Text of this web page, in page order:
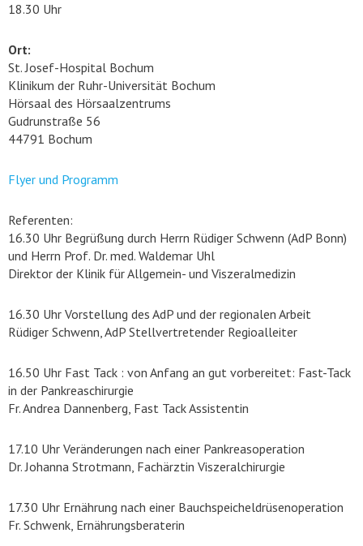
18.30 Uhr
Ort:
St. Josef-Hospital Bochum
Klinikum der Ruhr-Universität Bochum
Hörsaal des Hörsaalzentrums
Gudrunstraße 56
44791 Bochum
Flyer und Programm
Referenten:
16.30 Uhr Begrüßung durch Herrn Rüdiger Schwenn (AdP Bonn)
und Herrn Prof. Dr. med. Waldemar Uhl
Direktor der Klinik für Allgemein- und Viszeralmedizin
16.30 Uhr Vorstellung des AdP und der regionalen Arbeit
Rüdiger Schwenn, AdP Stellvertretender Regioalleiter
16.50 Uhr Fast Tack : von Anfang an gut vorbereitet: Fast-Tack
in der Pankreaschirurgie
Fr. Andrea Dannenberg, Fast Tack Assistentin
17.10 Uhr Veränderungen nach einer Pankreasoperation
Dr. Johanna Strotmann, Fachärztin Viszeralchirurgie
17.30 Uhr Ernährung nach einer Bauchspeicheldrüsenoperation
Fr. Schwenk, Ernährungsberaterin